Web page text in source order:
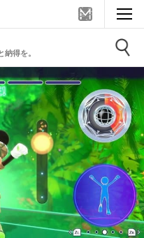
納得を。